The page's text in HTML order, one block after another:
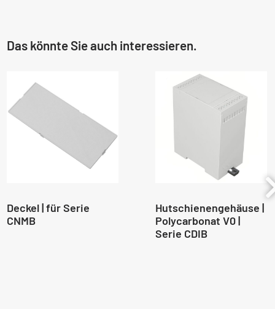
Das könnte Sie auch interessieren.
Deckel | für Serie
CNMB
Hutschienengehäuse |
Polycarbonat V0 |
Serie CDIB